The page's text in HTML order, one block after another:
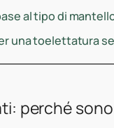
al tipo di
una toelettatura
perché